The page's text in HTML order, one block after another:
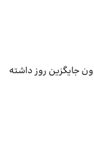
کاری بدون جایگزین روز داشته